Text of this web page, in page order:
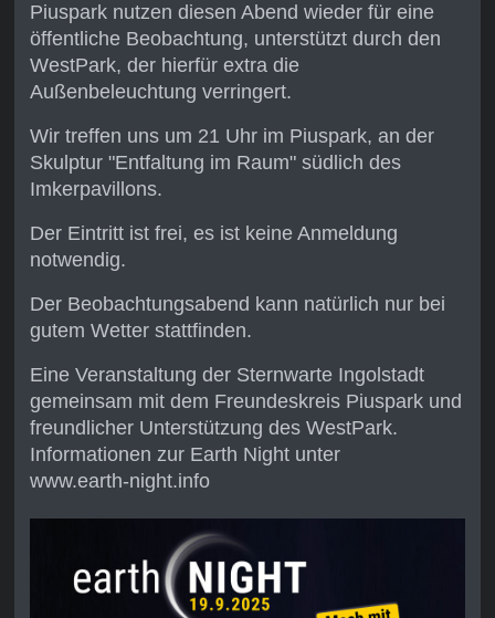
Piuspark nutzen diesen Abend wieder für eine
öffentliche Beobachtung, unterstützt durch den
WestPark, der hierfür extra die
Außenbeleuchtung verringert.
Wir treffen uns um 21 Uhr im Piuspark, an der
Skulptur "Entfaltung im Raum" südlich des
Imkerpavillons.
Der Eintritt ist frei, es ist keine Anmeldung
notwendig.
Der Beobachtungsabend kann natürlich nur bei
gutem Wetter stattfinden.
Eine Veranstaltung der Sternwarte Ingolstadt
gemeinsam mit dem Freundeskreis Piuspark und
freundlicher Unterstützung des WestPark.
Informationen zur Earth Night unter
www.earth-night.info